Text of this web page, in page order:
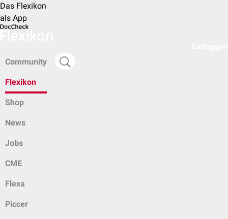
Das Flexikon
als App
Community
Flexikon
Shop
News
Jobs
CME
Flexa
Piccer